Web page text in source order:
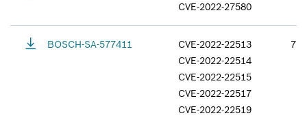
CVE-2022-27580
BOSCH-SA-577411
CVE-2022-22513
CVE-2022-22514
CVE-2022-22515
CVE-2022-22517
CVE-2022-22519
7.5